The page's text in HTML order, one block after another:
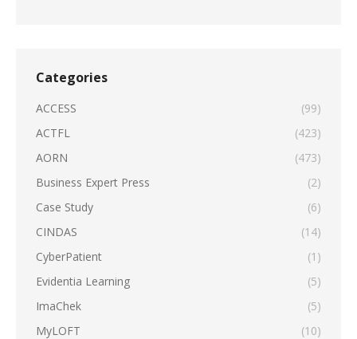
Categories
ACCESS
(99)
ACTFL
(423)
AORN
(473)
Business Expert Press
(2)
Case Study
(6)
CINDAS
(14)
CyberPatient
(1)
Evidentia Learning
(5)
ImaChek
(5)
MyLOFT
(10)